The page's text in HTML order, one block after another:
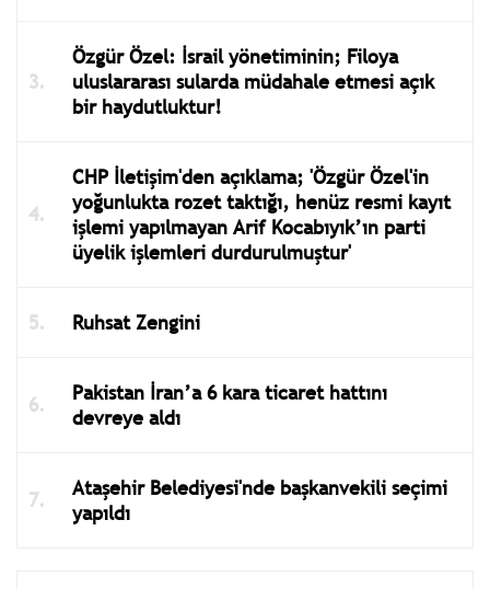
Özgür Özel: İsrail yönetiminin; Filoya
uluslararası sularda müdahale etmesi açık
bir haydutluktur!
CHP İletişim'den açıklama; 'Özgür Özel'in
yoğunlukta rozet taktığı, henüz resmi kayıt
işlemi yapılmayan Arif Kocabıyık’ın parti
üyelik işlemleri durdurulmuştur'
Ruhsat Zengini
Pakistan İran’a 6 kara ticaret hattını
devreye aldı
Ataşehir Belediyesi'nde başkanvekili seçimi
yapıldı